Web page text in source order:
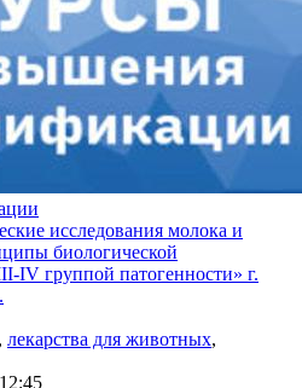
исследования молока и
биологической
ІV группой патогенности» г.
, лекарства для животных,